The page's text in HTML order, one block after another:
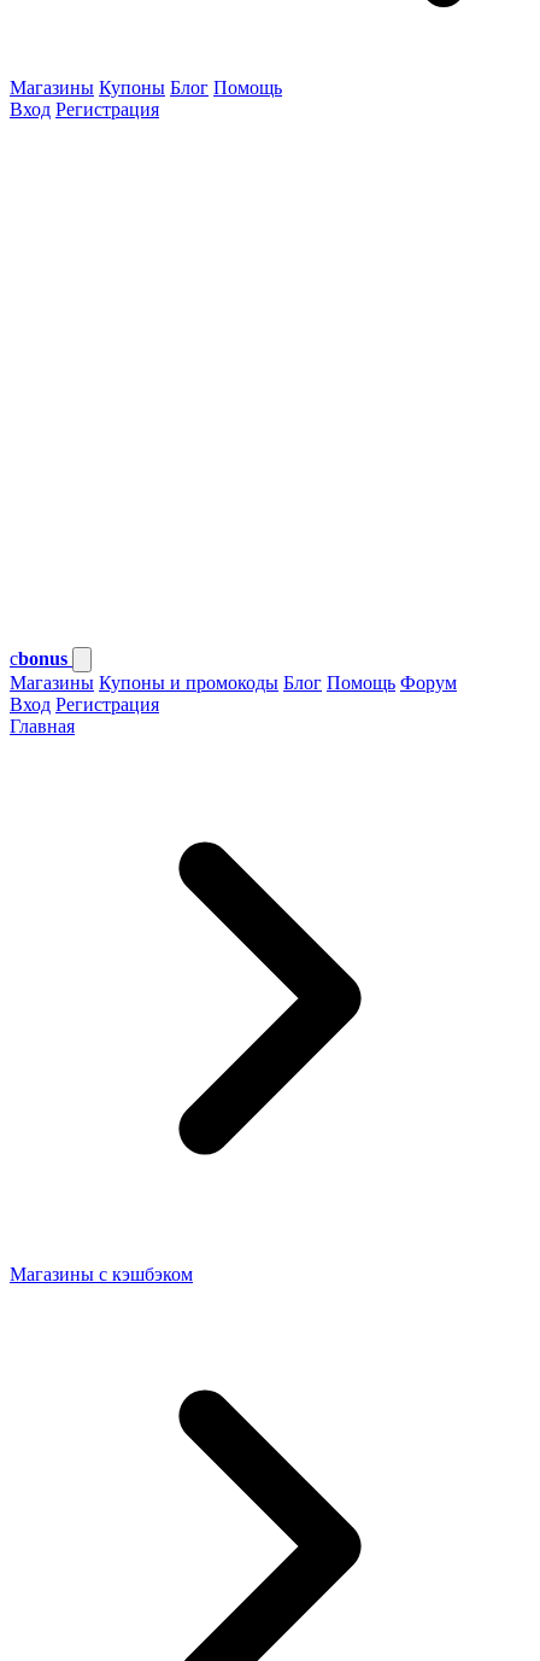
Магазины Купоны Блог Помощь
Вход Регистрация
cbonus
Магазины Купоны и промокоды Блог Помощь Форум
Вход Регистрация
Главная
Магазины с кэшбэком